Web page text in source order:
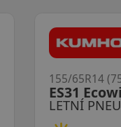
LETNÍ PNEU
Bravuris
155/65R14